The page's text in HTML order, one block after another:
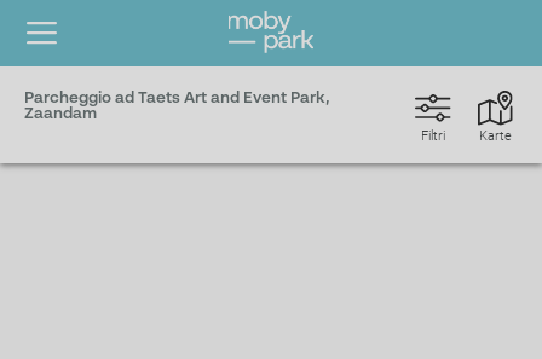
Parcheggio ad Taets Art and Event Park,
Zaandam
Karte
Filtri